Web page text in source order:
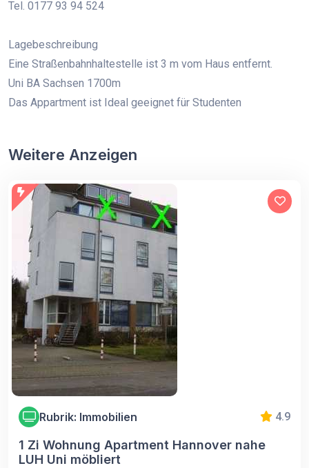
Tel. 0177 93 94 524
Lagebeschreibung
Eine Straßenbahnhaltestelle ist 3 m vom Haus entfernt.
Uni BA Sachsen 1700m
Das Appartment ist Ideal geeignet für Studenten
Weitere Anzeigen
Rubrik: Immobilien 4.9
1 Zi Wohnung Apartment Hannover nahe
LUH Uni möbliert